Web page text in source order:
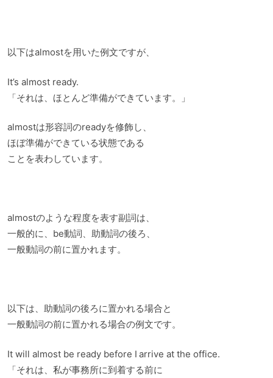
以下はalmostを用いた例文ですが、
It’s almost ready.
「それは、ほとんど準備ができています。」
almostは形容詞のreadyを修飾し、
ほぼ準備ができている状態である
ことを表わしています。
almostのような程度を表す副詞は、
一般的に、be動詞、助動詞の後ろ、
一般動詞の前に置かれます。
以下は、助動詞の後ろに置かれる場合と
一般動詞の前に置かれる場合の例文です。
It will almost be ready before I arrive at the office.
「それは、私が事務所に到着する前に